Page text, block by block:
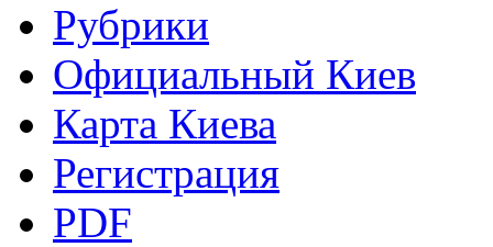
Рубрики
Официальный Киев
Карта Киева
Регистрация
PDF